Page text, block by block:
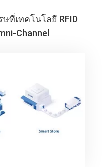
ที่เทคโนโลยี RFID
Channel